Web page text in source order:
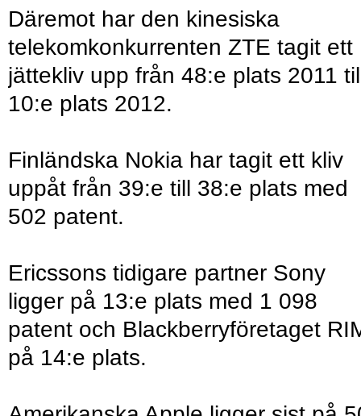
Däremot har den kinesiska
telekomkonkurrenten ZTE tagit ett
jättekliv upp från 48:e plats 2011
10:e plats 2012.
Finländska Nokia har tagit ett kliv
uppåt från 39:e till 38:e plats med
502 patent.
Ericssons tidigare partner Sony
ligger på 13:e plats med 1 098
patent och Blackberryföretaget
på 14:e plats.